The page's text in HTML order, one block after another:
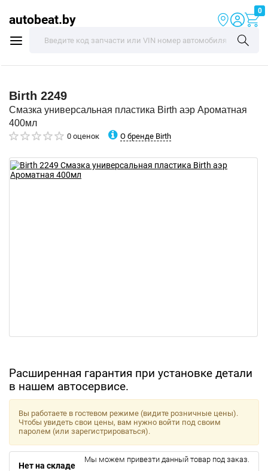
autobeat.by
0
Birth 2249
Смазка универсальная пластика Birth аэр Ароматная
400мл
0 оценок О бренде Birth
Расширенная гарантия при установке детали
в нашем автосервисе.
Вы работаете в гостевом режиме (видите розничные цены).
Чтобы увидеть свои цены, вам нужно войти под своим
паролем (или зарегистрироваться).
Нет на складе
Мы можем привезти данный товар под заказ.